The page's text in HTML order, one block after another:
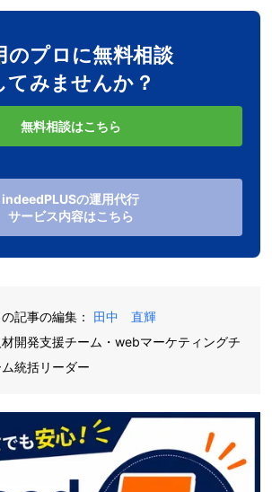
のプロに無料相談
てみませんか？
無料相談はこちら
indeedPLUSの運用代行
サービス内容はこちら
記事の編集： 田中 直輝
材開発支援チーム・webマーケティングチ
ム統括リーダー